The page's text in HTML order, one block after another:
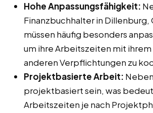
Hohe Anpassungsfähigkeit:
Finanzbuchhalter in Dillenburg,
müssen häufig besonders
um ihre Arbeitszeiten mit
anderen Verpflichtungen zu
Projektbasierte Arbeit:
projektbasiert sein, was
Arbeitszeiten je nach